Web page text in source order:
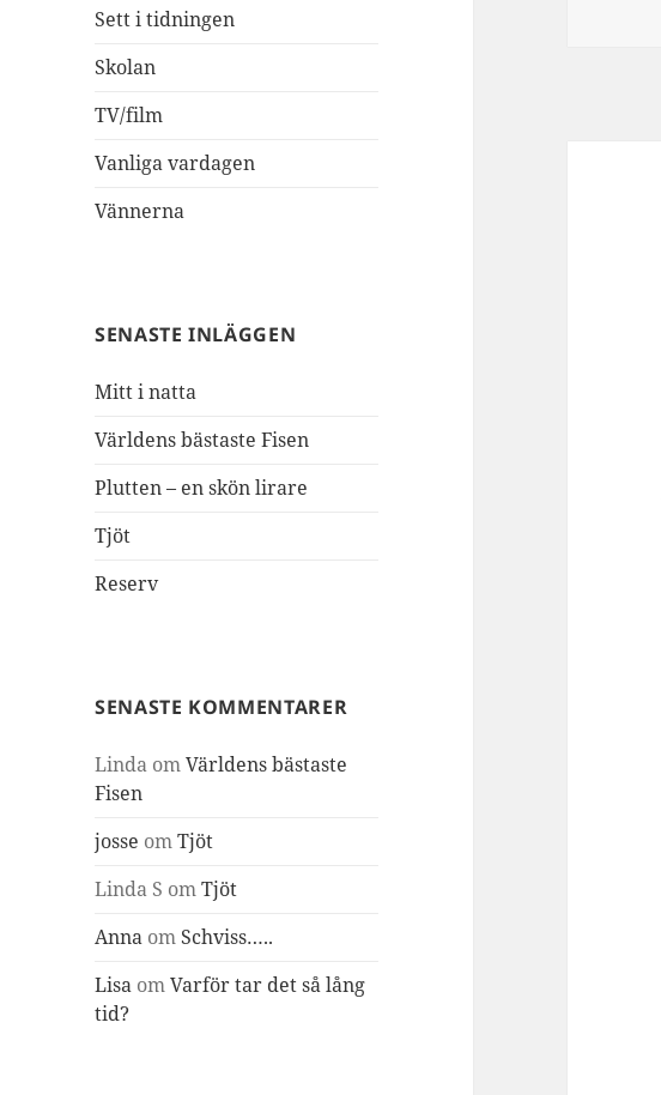
Sett i tidningen
Skolan
TV/film
Vanliga vardagen
Vännerna
SENASTE INLÄGGEN
Mitt i natta
Världens bästaste Fisen
Plutten – en skön lirare
Tjöt
Reserv
SENASTE KOMMENTARER
Linda omVärldens bästaste
Fisen
josse omTjöt
Linda S omTjöt
Anna om Schviss…..
Lisa omVarför tar det så lång
tid?